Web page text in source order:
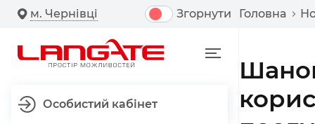
м. Чернівці Згорнути
Особистий кабінет
Головна